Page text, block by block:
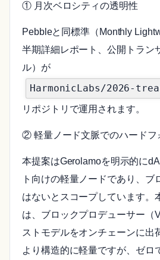
① 月次ベロシティの透明性
Pebbleと同標準（Monthly
半期詳細レポート、公開トラン
ル）が
HarmonicLabs/2026-
リポジトリで運用されます。
② 軽量ノード文脈でのハードフ
本提案はGerolamoを明示的に
ト向けの軽量ノードであり、ブ
はないとスコープしています。
は、ブロックプロデューサー（
ストモデルをオンチェーンに出
より構造的に軽量ですが、ゼロ